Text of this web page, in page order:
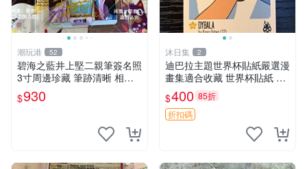
潮玩港 52
碧海之藍井上堅二親筆簽名照
3寸周邊珍藏 筆跡清晰 相框
精美 碧海之藍 簽名照片 井上
堅二 周邊品
$930
沐日集 2
迪巴拉主題世界杯貼紙嚴選漫
畫集適合收藏 世界杯貼紙 迪
巴拉 漫畫
$400 85折
折扣碼